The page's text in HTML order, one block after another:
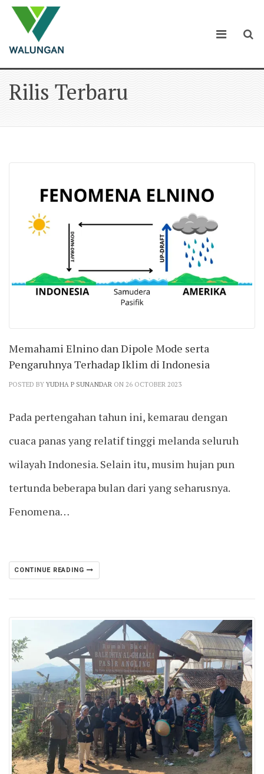
Rilis Terbaru
Memahami Elnino dan Dipole Mode serta
Pengaruhnya Terhadap Iklim di Indonesia
POSTED BY YUDHA P SUNANDAR ON 26 OCTOBER 2023
Pada pertengahan tahun ini, kemarau dengan
cuaca panas yang relatif tinggi melanda seluruh
wilayah Indonesia. Selain itu, musim hujan pun
tertunda beberapa bulan dari yang seharusnya.
Fenomena…
CONTINUE READING